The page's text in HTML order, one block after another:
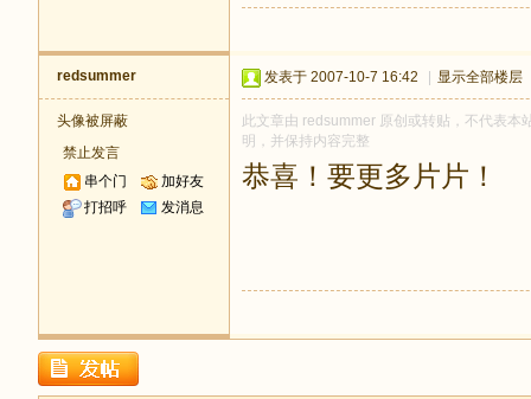
redsummer
头像被屏蔽
禁止发言
串个门
加好友
打招呼
发消息
发表于 2007-10-7 16:42 显示全部楼层
此文章由 redsummer 原创或转贴，不代表
明，并保持内容完整
恭喜！要更多片片！